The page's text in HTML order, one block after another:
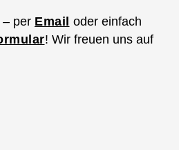
– per Email oder einfach
! Wir freuen uns auf